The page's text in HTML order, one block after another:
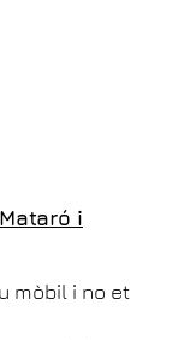
i
mòbil i no et